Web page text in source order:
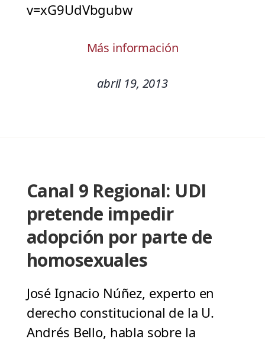
v=xG9UdVbgubw
Más información
abril 19, 2013
Canal 9 Regional: UDI
pretende impedir
adopción por parte de
homosexuales
José Ignacio Núñez, experto en
derecho constitucional de la U.
Andrés Bello, habla sobre la